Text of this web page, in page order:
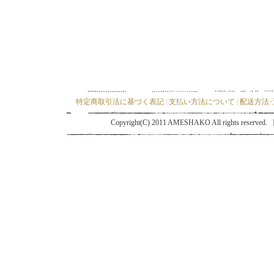
特定商取引法に基づく表記 支払い方法について 配送方法
Copyright(C) 2011 AMESHAKO All rights